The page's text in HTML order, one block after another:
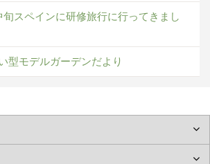
旬スペインに研修旅行に行ってきまし
型モデルガーデンだより